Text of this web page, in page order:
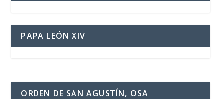
PAPA LEÓN XIV
ORDEN DE SAN AGUSTÍN, OSA